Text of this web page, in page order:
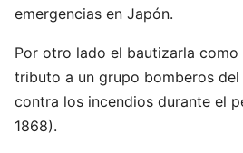
emergencias en Japón.
Por otro lado el bautizarla como
tributo a un grupo bomberos
contra los incendios durante el
1868).